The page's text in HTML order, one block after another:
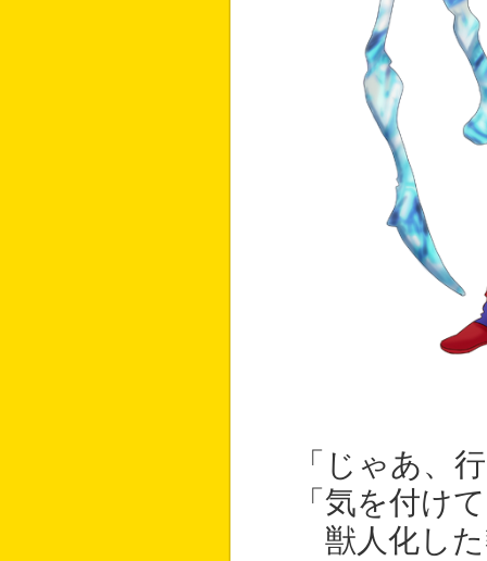
「じゃあ、
「気を付け
獣人化した